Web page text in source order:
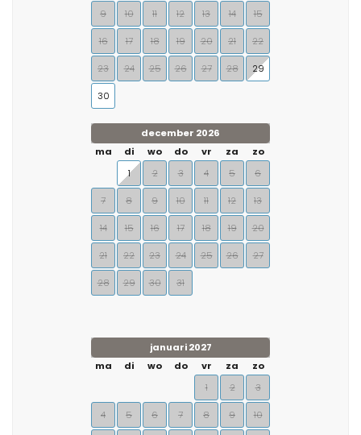
9 10 11 12 13 14 15
16 17 18 19 20 21 22
23 24 25 26 27 28 29
30
december 2026
ma
di wo do vr za
zo
1
2 3 4 5 6
7 8 9 10 11 12 13
14 15 16 17 18 19 20
21 22 23 24 25 26 27
28 29 30 31
januari 2027
ma
di wo do vr za
zo
1
2 3
4 5 6 7 8 9 10